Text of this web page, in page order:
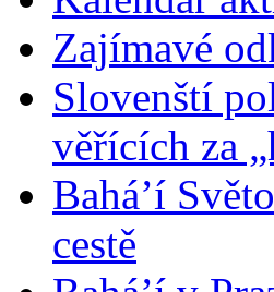
Zajímavé
Slovenští
věřících za
Bahá’í
cestě